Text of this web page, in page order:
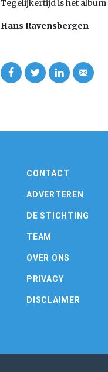
Tegelijkertijd is het
Hans Ravensbergen
CONTACT
ADVERTEREN
DE STICHTING
TEAM
OVER ONS
PRIVACY
DISCLAIMER